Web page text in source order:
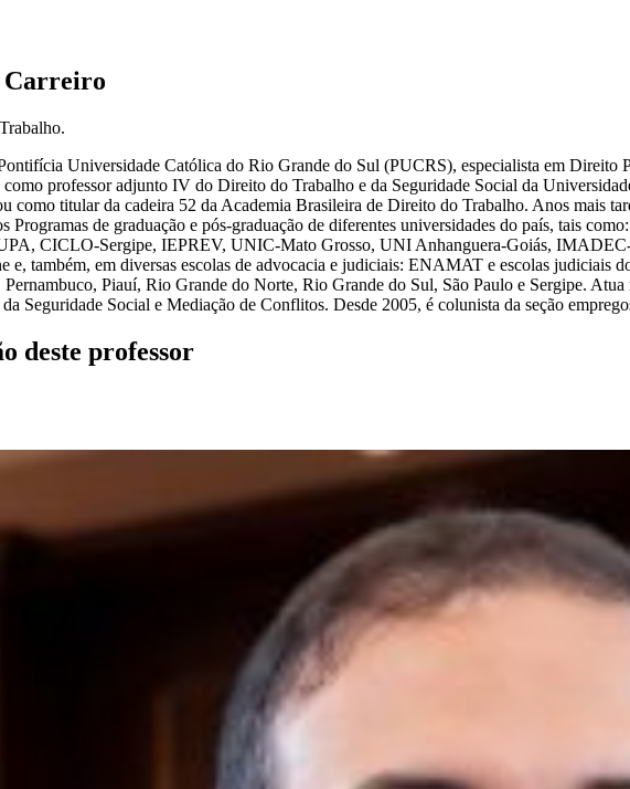
Carreiro
Universidade Católica do Rio Grande do Sul (PUCRS), especialista em Direito
professor adjunto IV do Direito do Trabalho e da Seguridade Social da
como titular da cadeira 52 da Academia Brasileira de Direito do Trabalho. Anos mais
Programas de graduação e pós-graduação de diferentes universidades do país, tais
CICLO-Sergipe, IEPREV, UNIC-Mato Grosso, UNI Anhanguera-Goiás,
também, em diversas escolas de advocacia e judiciais: ENAMAT e escolas judiciais
Piauí, Rio Grande do Norte, Rio Grande do Sul, São Paulo e Sergipe.
Seguridade Social e Mediação de Conflitos. Desde 2005, é colunista da seção
deste professor